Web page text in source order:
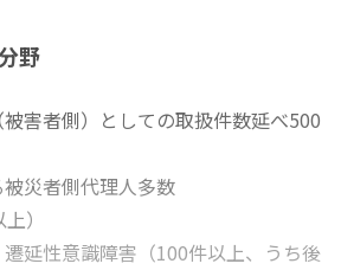
野
被害者側）としての取扱件数延べ500
災者側代理人多数
）
遷延性意識障害（100件以上、うち後